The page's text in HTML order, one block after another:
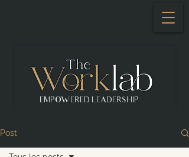
EMPOWERED LEADERSHIP
Post